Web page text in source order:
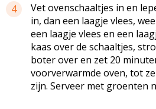
4
Vet ovenschaaltjes in en
in, dan een laagje vlees,
een laagje vlees en een
kaas over de schaaltjes,
boter over en zet 20
voorverwarmde oven, tot
zijn. Serveer met groenten